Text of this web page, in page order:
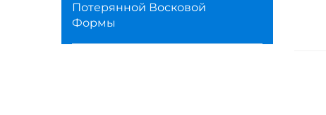
Потерянной Восковой
Формы